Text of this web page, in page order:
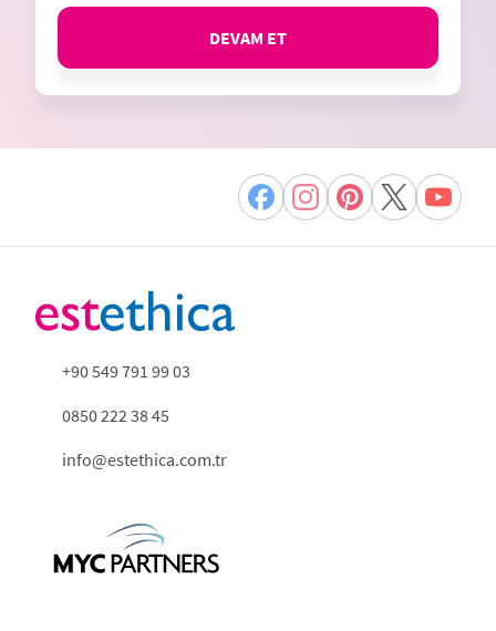
DEVAM ET
+90 549 791 99 03
0850 222 38 45
info@estethica.com.tr